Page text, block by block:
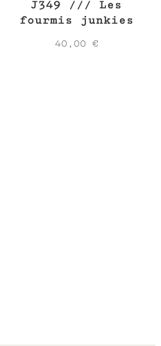
J349 /// Les
fourmis junkies
40,00 €